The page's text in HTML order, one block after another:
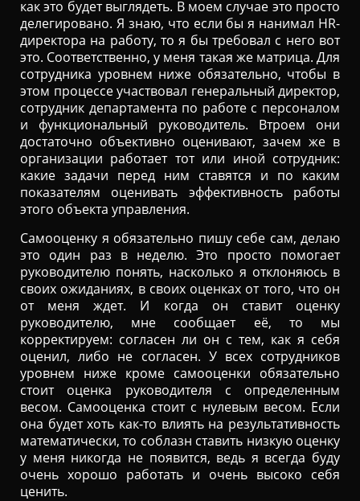
как это будет выглядеть. В моем случае это просто
делегировано. Я знаю, что если бы я нанимал HR-
директора на работу, то я бы требовал с него вот
это. Соответственно, у меня такая же матрица. Для
сотрудника уровнем ниже обязательно, чтобы в
этом процессе участвовал генеральный директор,
сотрудник департамента по работе с персоналом
и функциональный руководитель. Втроем они
достаточно объективно оценивают, зачем же в
организации работает тот или иной сотрудник:
какие задачи перед ним ставятся и по каким
показателям оценивать эффективность работы
этого объекта управления.
Самооценку я обязательно пишу себе сам, делаю
это один раз в неделю. Это просто помогает
руководителю понять, насколько я отклоняюсь в
своих ожиданиях, в своих оценках от того, что он
от меня ждет. И когда он ставит оценку
руководителю, мне сообщает её, то мы
корректируем: согласен ли он с тем, как я себя
оценил, либо не согласен. У всех сотрудников
уровнем ниже кроме самооценки обязательно
стоит оценка руководителя с определенным
весом. Самооценка стоит с нулевым весом. Если
она будет хоть как-то влиять на результативность
математически, то соблазн ставить низкую оценку
у меня никогда не появится, ведь я всегда буду
очень хорошо работать и очень высоко себя
ценить.